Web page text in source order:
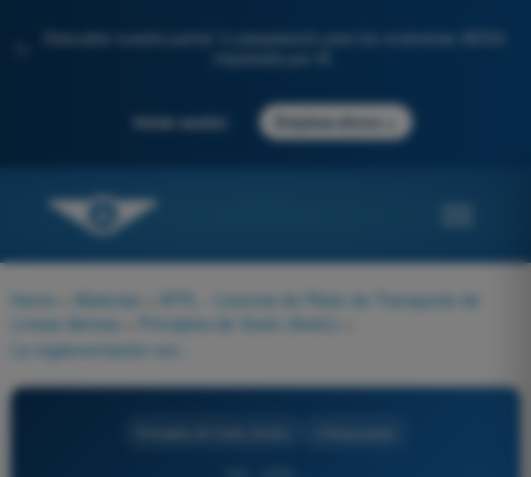
Descubre nuestro portal: tu preparación para los exámenes AESA
Iniciar sesión Empieza ahora
Home Materias
ATPL - Licencia de Piloto de Transporte de
Líneas Aéreas
Principios de Vuelo (Avión)